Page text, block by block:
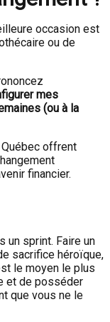
occasion est
ou de
mes
(ou à la
offrent
financier.
un sprint. Faire un
sacrifice héroïque,
le moyen le plus
et de posséder
que vous ne le